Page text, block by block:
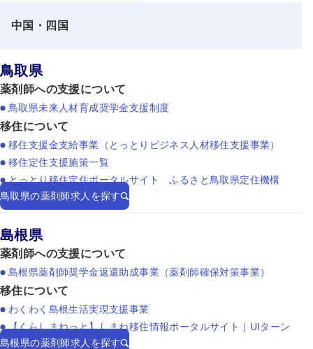
中国・四国
鳥取県
薬剤師への支援について
鳥取県未来人材育成奨学金支援制度
移住について
移住支援金支給事業（とっとりビジネス人材移住支援事業）
移住定住支援施策一覧
とっとり移住定住ポータルサイト ふるさと鳥取県定住機構
鳥取県の薬剤師求人を探す
島根県
薬剤師への支援について
島根県薬剤師奨学金返還助成事業（薬剤師確保対策事業）
移住について
わくわく島根生活実現支援事業
【くらしまねっと】しまね移住情報ポータルサイト｜UIターン
島根県の薬剤師求人を探す